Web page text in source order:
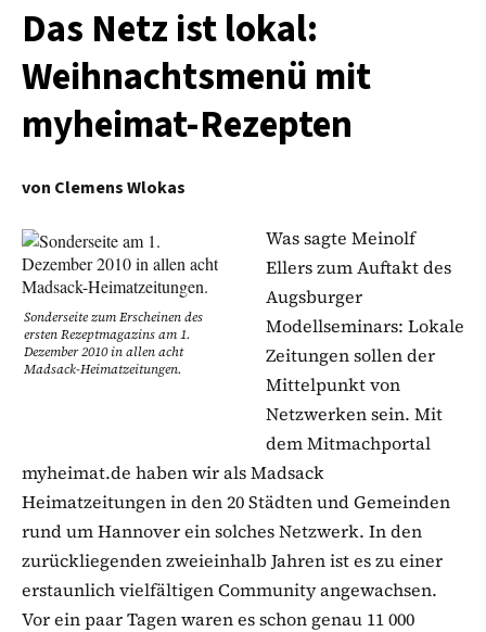
Das Netz ist lokal:
Weihnachtsmenü mit
myheimat-Rezepten
von Clemens Wlokas
Sonderseite zum Erscheinen des
ersten Rezeptmagazins am 1.
Dezember 2010 in allen acht
Madsack-Heimatzeitungen.
Was sagte Meinolf
Ellers zum Auftakt des
Augsburger
Modellseminars: Lokale
Zeitungen sollen der
Mittelpunkt von
Netzwerken sein. Mit
dem Mitmachportal
myheimat.de haben wir als Madsack
Heimatzeitungen in den 20 Städten und Gemeinden
rund um Hannover ein solches Netzwerk. In den
zurückliegenden zweieinhalb Jahren ist es zu einer
erstaunlich vielfältigen Community angewachsen.
Vor ein paar Tagen waren es schon genau 11 000